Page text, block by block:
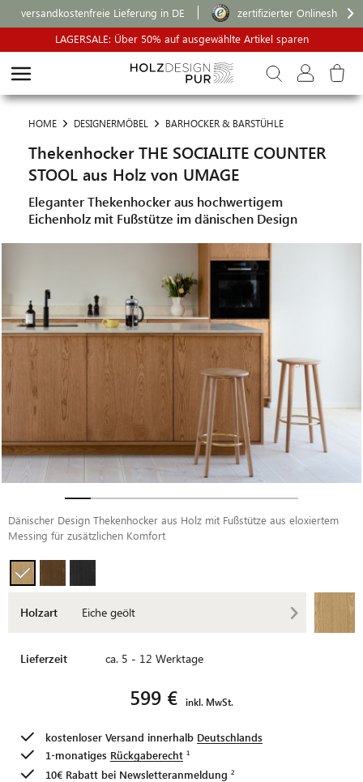
versandkostenfreie Lieferung in DE
zertifizierter Onlineshop
LAGERSALE: Über 50% auf ausgewählte Artikel sparen
HOME DESIGNERMÖBEL BARHOCKER & BARSTÜHLE
Thekenhocker THE SOCIALITE COUNTER
STOOL aus Holz von UMAGE
Eleganter Thekenhocker aus hochwertigem
Eichenholz mit Fußstütze im dänischen Design
Dänischer Design Thekenhocker aus Holz mit Fußstütze aus eloxiertem
Messing für zusätzlichen Komfort
Holzart Eiche geölt
Lieferzeit ca. 5 - 12 Werktage
599 € inkl. MwSt.
kostenloser Versand innerhalb Deutschlands
1-monatiges Rückgaberecht
10€ Rabatt bei Newsletteranmeldung